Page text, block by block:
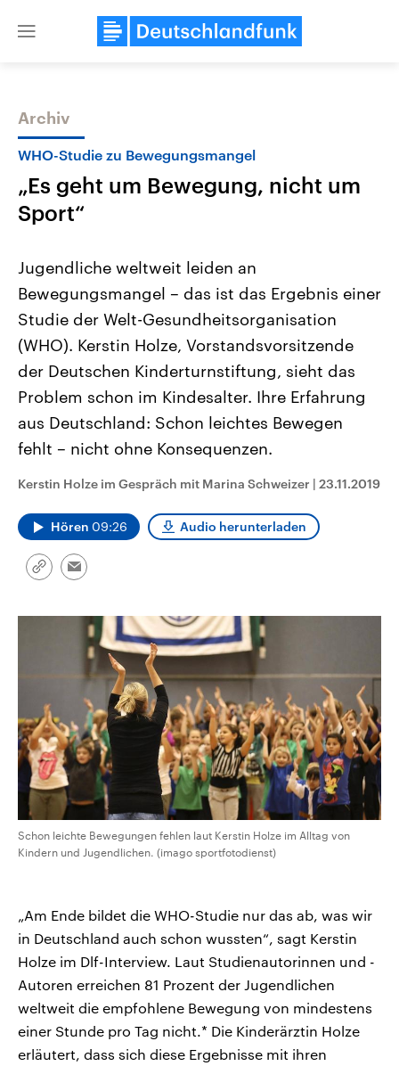
Close
Themen
Landtagswahl Sachsen-Anhalt
2026
Alle Informationen
Sachsen-Anhalt wählt am 6.
September 2026 einen neuen
Landtag. Seit 2021 wird das
Bundesland von einer Koalition aus
Umfragen, Prognosen,
Wahlprogramme, aktuelle Berichte
und Hintergründe zu den Parteien
Wahl.
Aktuelle Beiträge,
Hintergründe
Wirtschaftlich und
gehören die Vereinigten
den mächtigsten Ländern
mit großem Einfluss auf
aktuelle Weltgeschehen.
Sendungen Programm Podcasts
Archiv
WHO-Studie zu Bewegungsmangel
„Es geht um Bewegung, nicht um
Sport“
Jugendliche weltweit leiden an
Bewegungsmangel – das ist das Ergebnis einer
Studie der Welt-Gesundheitsorganisation
(WHO). Kerstin Holze, Vorstandsvorsitzende
der Deutschen Kinderturnstiftung, sieht das
Problem schon im Kindesalter. Ihre Erfahrung
aus Deutschland: Schon leichtes Bewegen
fehlt – nicht ohne Konsequenzen.
Kerstin Holze im Gespräch mit Marina Schweizer | 23.11.2019
Hören 09:26 Audio herunterladen
Link
Email
Schon leichte Bewegungen fehlen laut Kerstin Holze im Alltag von
Kindern und Jugendlichen. (imago sportfotodienst)
„Am Ende bildet die WHO-Studie nur das ab, was wir
in Deutschland auch schon wussten“, sagt Kerstin
Holze im Dlf-Interview. Laut Studienautorinnen und -
Autoren erreichen 81 Prozent der Jugendlichen
weltweit die empfohlene Bewegung von mindestens
einer Stunde pro Tag nicht.* Die Kinderärztin Holze
erläutert, dass sich diese Ergebnisse mit ihren